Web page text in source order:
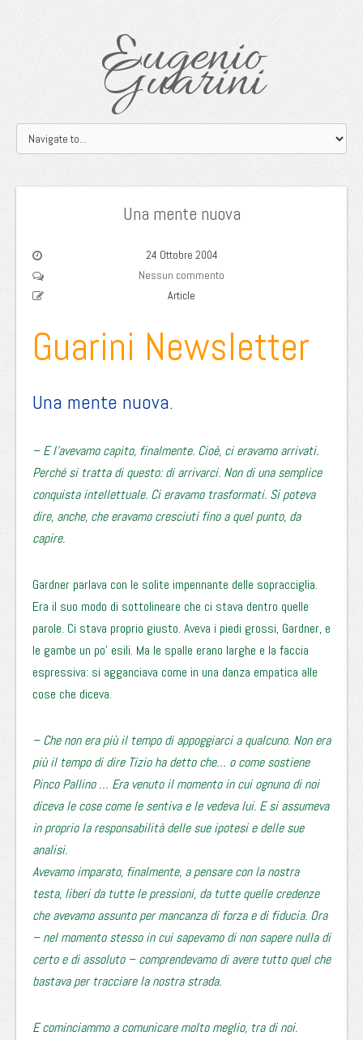
Eugenio
Guarini
Una mente nuova
24 Ottobre 2004
Nessun commento
Article
Guarini Newsletter
Una mente nuova.
– E l’avevamo capito, finalmente. Cioè, ci eravamo arrivati.
Perché si tratta di questo: di arrivarci. Non di una semplice
conquista intellettuale. Ci eravamo trasformati. Si poteva
dire, anche, che eravamo cresciuti fino a quel punto, da
capire.
Gardner parlava con le solite impennante delle sopracciglia.
Era il suo modo di sottolineare che ci stava dentro quelle
parole. Ci stava proprio giusto. Aveva i piedi grossi, Gardner, e
le gambe un po’ esili. Ma le spalle erano larghe e la faccia
espressiva: si agganciava come in una danza empatica alle
cose che diceva.
– Che non era più il tempo di appoggiarci a qualcuno. Non era
più il tempo di dire Tizio ha detto che… o come sostiene
Pinco Pallino … Era venuto il momento in cui ognuno di noi
diceva le cose come le sentiva e le vedeva lui. E si assumeva
in proprio la responsabilità delle sue ipotesi e delle sue
analisi.
Avevamo imparato, finalmente, a pensare con la nostra
testa, liberi da tutte le pressioni, da tutte quelle credenze
che avevamo assunto per mancanza di forza e di fiducia. Ora
– nel momento stesso in cui sapevamo di non sapere nulla di
certo e di assoluto – comprendevamo di avere tutto quel che
bastava per tracciare la nostra strada.
E cominciammo a comunicare molto meglio, tra di noi.